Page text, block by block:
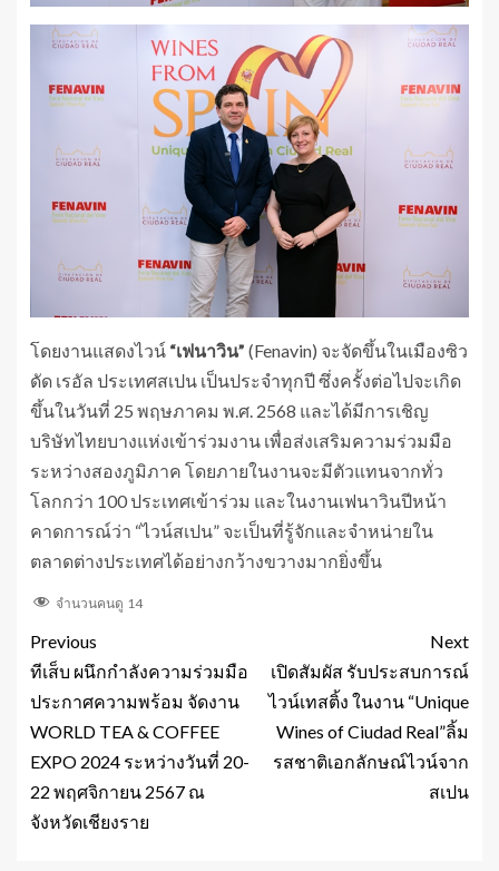
โดยงานแสดงไวน์ “เฟนาวิน” (Fenavin) จะจัดขึ้นในเมืองซิว
ดัด เรอัล ประเทศสเปน เป็นประจำทุกปี ซึ่งครั้งต่อไปจะเกิด
ขึ้นในวันที่ 25 พฤษภาคม พ.ศ. 2568 และได้มีการเชิญ
บริษัทไทยบางแห่งเข้าร่วมงาน เพื่อส่งเสริมความร่วมมือ
ระหว่างสองภูมิภาค โดยภายในงานจะมีตัวแทนจากทั่ว
โลกกว่า 100 ประเทศเข้าร่วม และในงานเฟนาวินปีหน้า
คาดการณ์ว่า “ไวน์สเปน” จะเป็นที่รู้จักและจำหน่ายใน
ตลาดต่างประเทศได้อย่างกว้างขวางมากยิ่งขึ้น
จำนวนคนดู 14
Previous
ทีเส็บ ผนึกกำลังความร่วมมือ
ประกาศความพร้อม จัดงาน
WORLD TEA & COFFEE
EXPO 2024 ระหว่างวันที่ 20-
22 พฤศจิกายน 2567 ณ
จังหวัดเชียงราย
Next
เปิดสัมผัส รับประสบการณ์
ไวน์เทสติ้ง ในงาน “Unique
Wines of Ciudad Real”ลิ้ม
รสชาติเอกลักษณ์ไวน์จาก
สเปน